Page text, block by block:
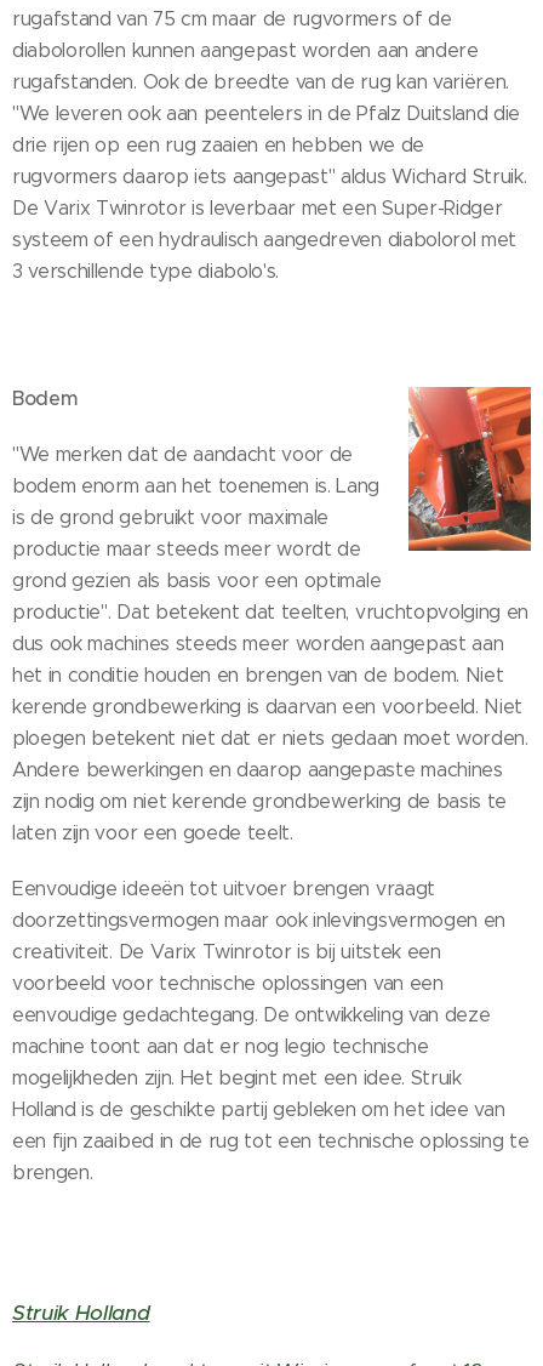
rugafstand van 75 cm maar de rugvormers of de
diabolorollen kunnen aangepast worden aan andere
rugafstanden. Ook de breedte van de rug kan variëren.
"We leveren ook aan peentelers in de Pfalz Duitsland die
drie rijen op een rug zaaien en hebben we de
rugvormers daarop iets aangepast" aldus Wichard Struik.
De Varix Twinrotor is leverbaar met een Super-Ridger
systeem of een hydraulisch aangedreven diabolorol met
3 verschillende type diabolo's.
Bodem
"We merken dat de aandacht voor de
bodem enorm aan het toenemen is. Lang
is de grond gebruikt voor maximale
productie maar steeds meer wordt de
grond gezien als basis voor een optimale
productie". Dat betekent dat teelten, vruchtopvolging en
dus ook machines steeds meer worden aangepast aan
het in conditie houden en brengen van de bodem. Niet
kerende grondbewerking is daarvan een voorbeeld. Niet
ploegen betekent niet dat er niets gedaan moet worden.
Andere bewerkingen en daarop aangepaste machines
zijn nodig om niet kerende grondbewerking de basis te
laten zijn voor een goede teelt.
Eenvoudige ideeën tot uitvoer brengen vraagt
doorzettingsvermogen maar ook inlevingsvermogen en
creativiteit. De Varix Twinrotor is bij uitstek een
voorbeeld voor technische oplossingen van een
eenvoudige gedachtegang. De ontwikkeling van deze
machine toont aan dat er nog legio technische
mogelijkheden zijn. Het begint met een idee. Struik
Holland is de geschikte partij gebleken om het idee van
een fijn zaaibed in de rug tot een technische oplossing te
brengen.
Struik Holland